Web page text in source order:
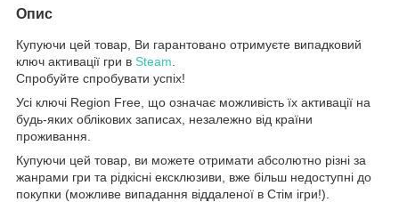
Опис
Купуючи цей товар, Ви гарантовано отримуєте випадковий
ключ активації гри в Steam
Спробуйте спробувати успіх!
Усі ключі Region Free, що означає можливість їх активації на
будь-яких облікових записах, незалежно від країни
проживання.
Купуючи цей товар, ви можете отримати абсолютно різні за
жанрами гри та рідкісні ексклюзиви, вже більш недоступні до
покупки (можливе випадання віддаленої в Стім ігри!).